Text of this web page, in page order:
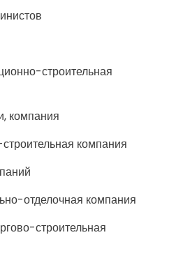
строительная
компания
компания
отделочная компания
строительная